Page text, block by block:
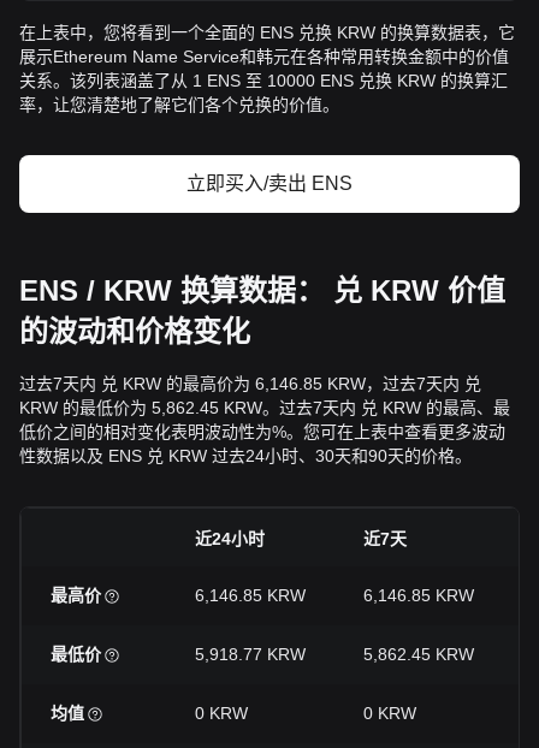
在上表中，您将看到一个全面的 ENS 兑换 KRW 的换算数据表，它
展示Ethereum Name Service和韩元在各种常用转换金额中的价值
关系。该列表涵盖了从 1 ENS 至 10000 ENS 兑换 KRW 的换算汇
率，让您清楚地了解它们各个兑换的价值。
立即买入/卖出 ENS
ENS / KRW 换算数据： 兑 KRW 价值
的波动和价格变化
过去7天内 兑 KRW 的最高价为 6,146.85 KRW，过去7天内 兑
KRW 的最低价为 5,862.45 KRW。过去7天内 兑 KRW 的最高、最
低价之间的相对变化表明波动性为%。您可在上表中查看更多波动
性数据以及 ENS 兑 KRW 过去24小时、30天和90天的价格。
近24小时 近7天
最高价 6,146.85 KRW 6,146.85 KRW
最低价 5,918.77 KRW 5,862.45 KRW
均值 0 KRW 0 KRW